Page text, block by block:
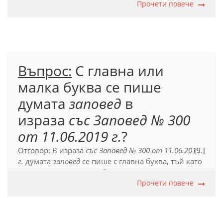
трябва да се напише с малка
протокол № 10/15.01.2020 г., Констативен
протокол № 11/15.01.2020 г.
протокол № 12/15.01.2020 г.
Прочети повече
Въпрос: С главна или
малка буква се пише
думата заповед в
израза съсЗаповед № 300
от 11.06.2019 г.?
Отговор: В израза със Заповед № 300 от 11.06.2019
г. думата заповед се пише с главна буква, тъй като
е първа съставка на собствено име на документ.
[...]
Прочети повече